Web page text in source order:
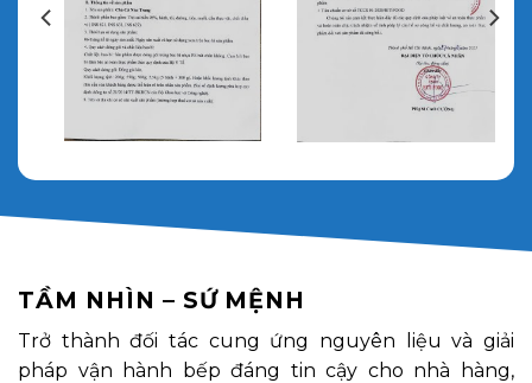
TẦM NHÌN – SỨ MỆNH
Trở thành đối tác cung ứng nguyên liệu và giải
pháp vận hành bếp đáng tin cậy cho nhà hàng,